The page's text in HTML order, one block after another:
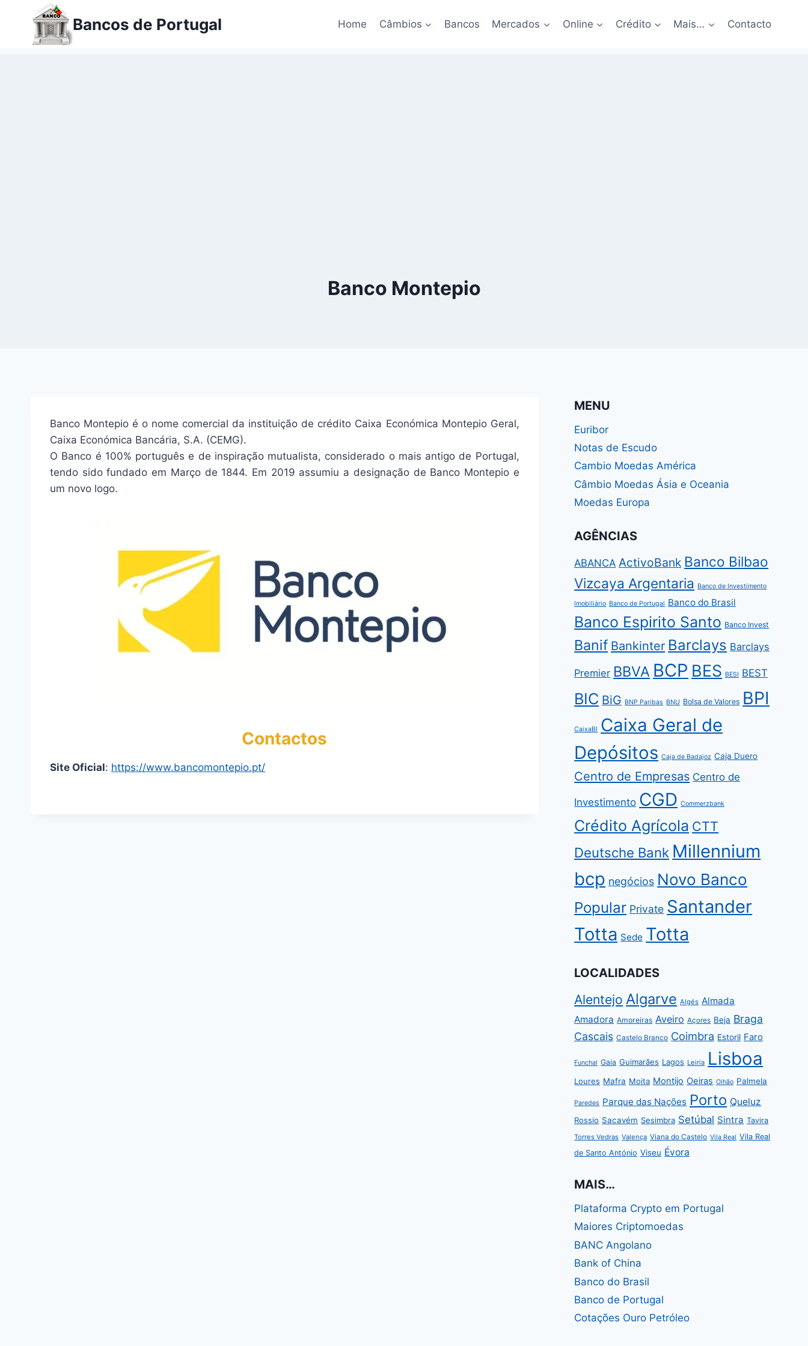
Bancos de Portugal Home Câmbios Bancos Mercados Online Crédito Mais… Contacto
Banco Montepio
Banco Montepio é o nome comercial da instituição de crédito Caixa Económica Montepio Geral,
Caixa Económica Bancária, S.A. (CEMG).
O Banco é 100% português e de inspiração mutualista, considerado o mais antigo de Portugal,
tendo sido fundado em Março de 1844. Em 2019 assumiu a designação de Banco Montepio e
um novo logo.
Contactos
Site Oficial: https://www.bancomontepio.pt/
MENU
Euribor
Notas de Escudo
Cambio Moedas América
Câmbio Moedas Ásia e Oceania
Moedas Europa
AGÊNCIAS
ABANCA ActivoBank Banco Bilbao
Vizcaya Argentaria
Banco de Investimento
Imobiliário Banco de Portugal Banco do Brasil
Banco Espirito Santo Banco Invest
Banif Bankinter Barclays Barclays
Premier BBVA BCP BES BESI BEST
BIC BiG BNP Paribas BNU Bolsa de Valores BPI
CaixaBI Caixa Geral de
Depósitos Caja de Badajoz Caja Duero
Centro de Empresas Centro de
Investimento CGD Commerzbank
Crédito Agrícola CTT
Deutsche Bank Millennium
bcp negócios Novo Banco
Popular Private Santander
Totta Sede Totta
LOCALIDADES
Alentejo Algarve Algés Almada
Amadora Amoreiras Aveiro Açores Beja Braga
Cascais Castelo Branco Coimbra Estoril Faro
Funchal Gaia Guimarães Lagos Leiria Lisboa
Loures Mafra Moita Montijo Oeiras Olhão Palmela
Paredes Parque das Nações Porto Queluz
Rossio Sacavém Sesimbra Setúbal Sintra Tavira
Torres Vedras Valença Viana do Castelo Vila Real Vila Real
de Santo António Viseu Évora
MAIS…
Plataforma Crypto em Portugal
Maiores Criptomoedas
BANC Angolano
Bank of China
Banco do Brasil
Banco de Portugal
Cotações Ouro Petróleo